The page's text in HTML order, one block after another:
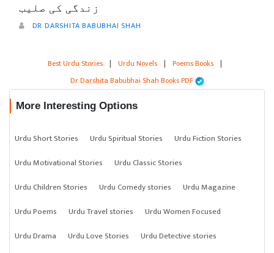
زندگی کی صلیب
DR DARSHITA BABUBHAI SHAH
Best Urdu Stories | Urdu Novels | Poems Books |
Dr Darshita Babubhai Shah Books PDF
More Interesting Options
Urdu Short Stories Urdu Spiritual Stories
Urdu Fiction Stories
Urdu Motivational Stories
Urdu Classic Stories
Urdu Children Stories
Urdu Comedy stories
Urdu Magazine
Urdu Poems
Urdu Travel stories
Urdu Women Focused
Urdu Drama
Urdu Love Stories
Urdu Detective stories